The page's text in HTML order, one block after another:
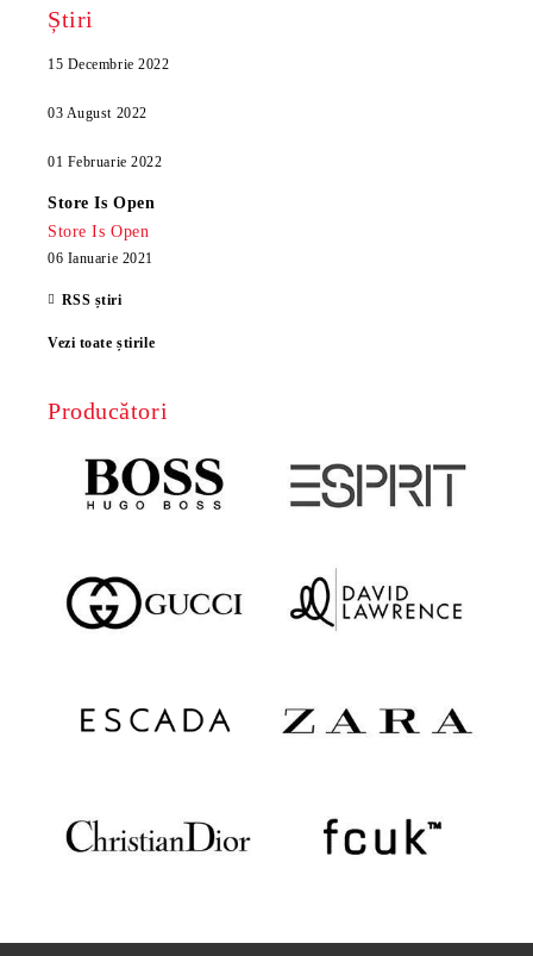
Știri
15 Decembrie 2022
03 August 2022
01 Februarie 2022
Store Is Open
Store Is Open
06 Ianuarie 2021
RSS știri
Vezi toate știrile
Producători